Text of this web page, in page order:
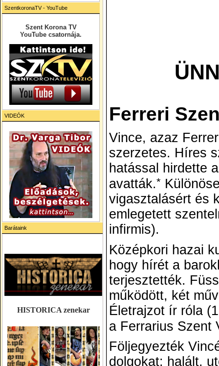
SzentkoronaTV - YouTube
Szent Korona TV
YouTube csatornája.
VIDEÓK
Barátaink
HISTORICA zenekar
Ferreri
Vince, azaz
szerzetes. Híres
hatással hirdette
avatták.*
vigasztalásért és
emlegetett
infirmis).
Középkori hazai
hogy hírét a
terjesztették.
működött, két
Életrajzot ír róla
a Ferrarius Szent
Följegyezték
dolgokat: halált,